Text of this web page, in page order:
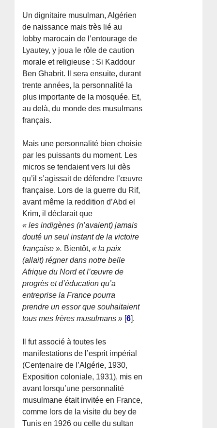
Un dignitaire musulman, Algérien
de naissance mais très lié au
lobby marocain de l’entourage de
Lyautey, y joua le rôle de caution
morale et religieuse : Si Kaddour
Ben Ghabrit. Il sera ensuite, durant
trente années, la personnalité la
plus importante de la mosquée. Et,
au delà, du monde des musulmans
français.
Mais une personnalité bien choisie
par les puissants du moment. Les
micros se tendaient vers lui dès
qu’il s’agissait de défendre l’œuvre
française. Lors de la guerre du Rif,
avant même la reddition d’Abd el
Krim, il déclarait que
« les indigènes (n’avaient) jamais
douté un seul instant de la victoire
française ». Bientôt,« la paix
(allait) régner dans notre belle
Afrique du Nord et l’œuvre de
progrès et d’éducation qu’a
entreprise la France pourra
prendre un essor que souhaitaient
tous mes frères musulmans » [6].
Il fut associé à toutes les
manifestations de l’esprit impérial
(Centenaire de l’Algérie, 1930,
Exposition coloniale, 1931), mis en
avant lorsqu’une personnalité
musulmane était invitée en France,
comme lors de la visite du bey de
Tunis en 1926 ou celle du sultan